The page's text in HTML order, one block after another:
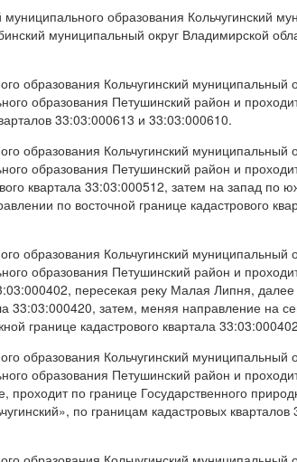
образования Кольчугинский
муниципальный округ Владимирской
образования Кольчугинский муниципальный
образования Петушинский район и
33:03:000613 и 33:03:000610.
образования Кольчугинский муниципальный
образования Петушинский район и
квартала 33:03:000512, затем на запад по
по восточной границе кадастрового
образования Кольчугинский муниципальный
образования Петушинский район и
пересекая реку Малая Липня,
33:03:000420, затем, меняя направление на
границе кадастрового квартала
образования Кольчугинский муниципальный
образования Петушинский район и
по границе Государственного
по границам кадастровых